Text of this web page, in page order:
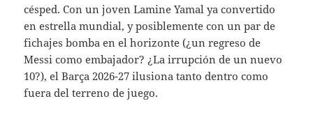
césped. Con un joven Lamine Yamal ya convertido
en estrella mundial, y posiblemente con un par de
fichajes bomba en el horizonte (¿un regreso de
Messi como embajador? ¿La irrupción de un nuevo
10?), el Barça 2026-27 ilusiona tanto dentro como
fuera del terreno de juego.